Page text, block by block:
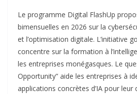
Le programme Digital FlashUp
bimensuelles en 2026 sur la
et l’optimisation digitale. L’initiative
concentre sur la formation à
les entreprises monégasques. Le
Opportunity” aide les entreprises à
applications concrètes d’IA pour leur